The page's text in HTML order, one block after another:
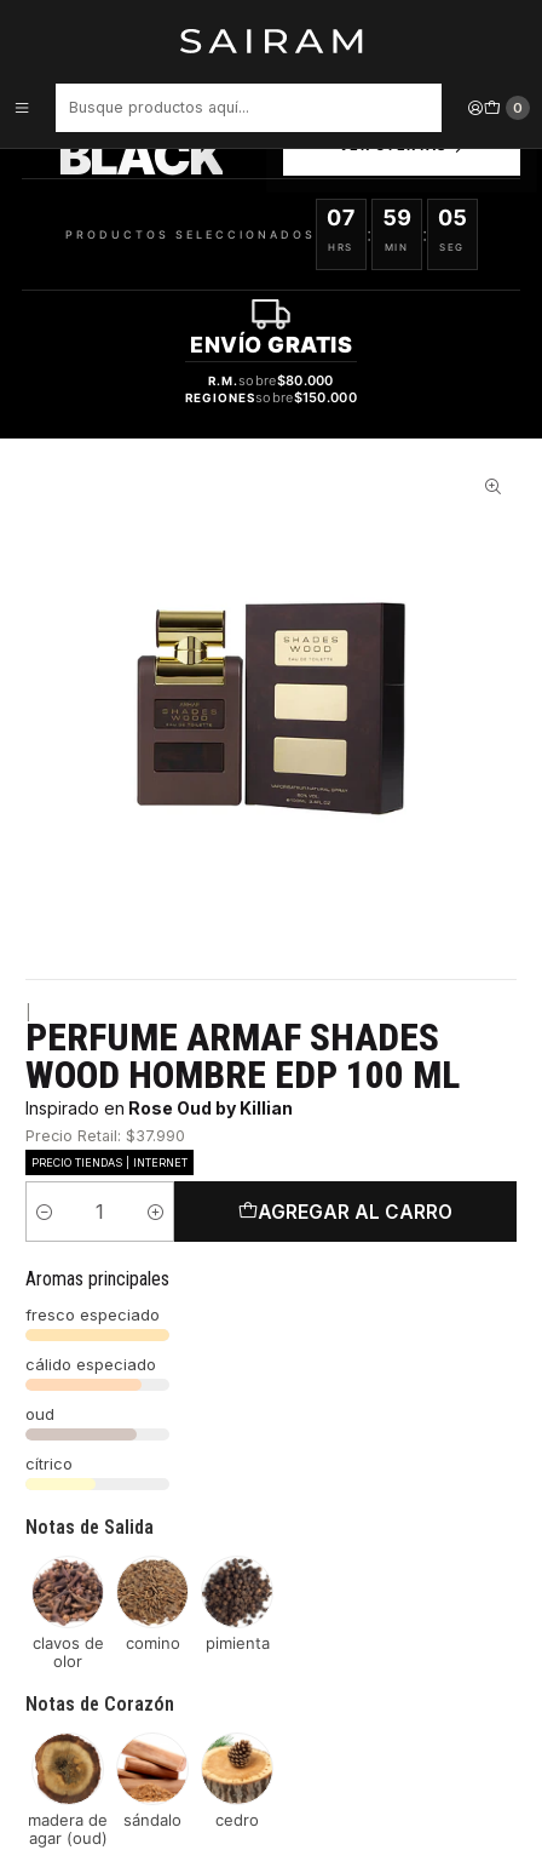
0
Perfume Armaf Shades Wood Hombre Edp 100 ml
BLACK
SELECCIONADOS
PRODUCTOS SELECCIONADOS
07
HRS
:
59
MIN
:
04
SEG
ENVÍO GRATIS
R.M.sobre$80.000
REGIONESsobre$150.000
PERFUME ARMAF SHADES
WOOD HOMBRE EDP 100 ML
Inspirado en Rose Oud by Killian
Precio Retail: $37.990
PRECIO TIENDAS | INTERNET
Cantidad
AGREGAR AL CARRO
Aromas principales
fresco especiado
cálido especiado
oud
cítrico
Notas de Salida
clavos de
olor
comino pimienta
Notas de Corazón
madera de
agar (oud)
sándalo cedro